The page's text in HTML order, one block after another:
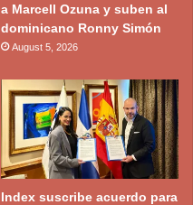
a Marcell Ozuna y suben al
dominicano Ronny Simón
August 5, 2026
Index suscribe acuerdo para